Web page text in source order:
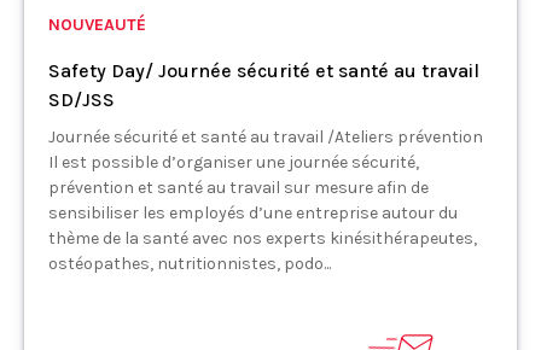
NOUVEAUTÉ
Safety Day/ Journée sécurité et santé au travail
SD/JSS
Journée sécurité et santé au travail /Ateliers prévention
Il est possible d’organiser une journée sécurité,
prévention et santé au travail sur mesure afin de
sensibiliser les employés d’une entreprise autour du
thème de la santé avec nos experts kinésithérapeutes,
ostéopathes, nutritionnistes, podo...